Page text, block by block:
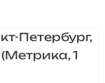
Петербург,
1